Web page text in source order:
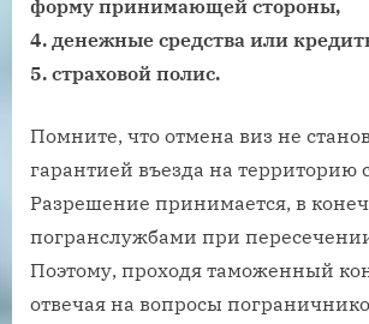
форму принимающей стороны,
4. денежные средства или
5. страховой полис.
Помните, что отмена виз не
гарантией въезда на территорию
Разрешение принимается, в
погранслужбами при
Поэтому, проходя таможенный
отвечая на вопросы